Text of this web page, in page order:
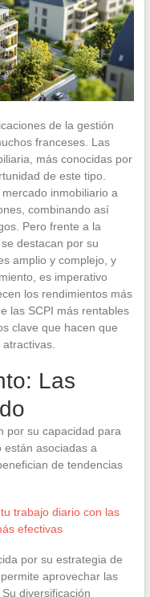
de la gestión
franceses. Las
más conocidas por
de este tipo.
inmobiliario a
combinando así
Pero frente a la
destacan por su
amplio y complejo, y
es imperativo
los rendimientos más
las SCPI más rentables
clave que hacen que
Las
por su capacidad para
están asociadas a
de tendencias
trabajo diario con las
efectivas
por su estrategia de
aprovechar las
diversificación